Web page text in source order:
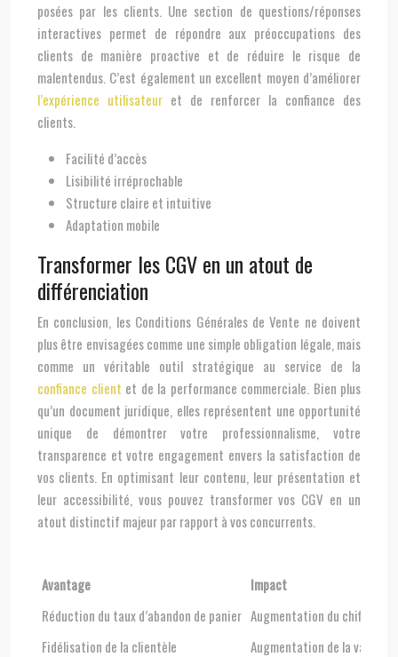
posées par les clients. Une section de questions/réponses
interactives permet de répondre aux préoccupations des
clients de manière proactive et de réduire le risque de
malentendus. C’est également un excellent moyen d’améliorer
l’expérience utilisateur et de renforcer la confiance des
clients.
Facilité d’accès
Lisibilité irréprochable
Structure claire et intuitive
Adaptation mobile
Transformer les CGV en un atout de
différenciation
En conclusion, les Conditions Générales de Vente ne doivent
plus être envisagées comme une simple obligation légale, mais
comme un véritable outil stratégique au service de la
confiance client et de la performance commerciale. Bien plus
qu’un document juridique, elles représentent une opportunité
unique de démontrer votre professionnalisme, votre
transparence et votre engagement envers la satisfaction de
vos clients. En optimisant leur contenu, leur présentation et
leur accessibilité, vous pouvez transformer vos CGV en un
atout distinctif majeur par rapport à vos concurrents.
Avantage
Impact
Réduction du taux d’abandon de panier Augmentation du chiffre
Fidélisation de la clientèle
Augmentation de la valeur